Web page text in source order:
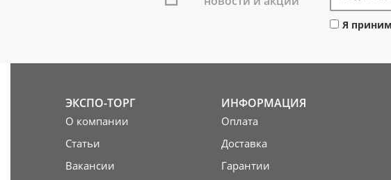
Я
ЭКСПО-ТОРГ
О компании
Статьи
Вакансии
ИНФОРМАЦИЯ
Оплата
Доставка
Гарантии